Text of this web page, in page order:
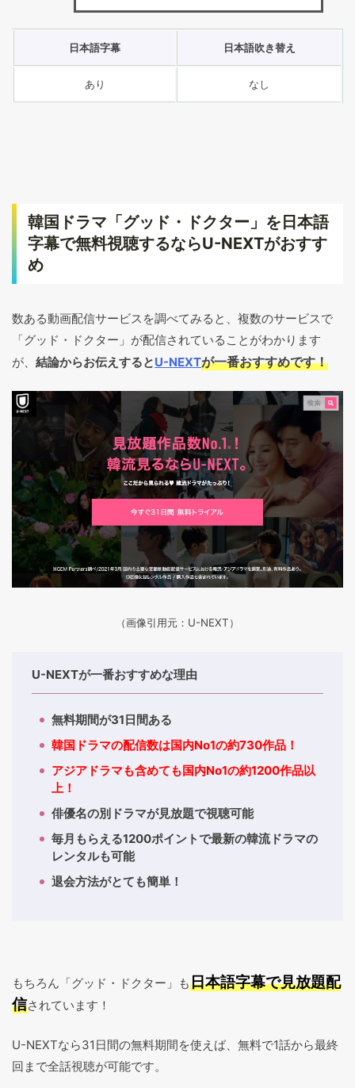
日本語字幕 日本語吹き替え
あり なし
韓国ドラマ「グッド・ドクター」を日本語
字幕で無料視聴するならU-NEXTがおすす
め
数ある動画配信サービスを調べてみると、複数のサービスで
「グッド・ドクター」が配信されていることがわかります
が、 結論からお伝えするとU-NEXTが一番おすすめです！
（画像引用元：U-NEXT）
U-NEXTが一番おすすめな理由
無料期間が31日間ある
韓国ドラマの配信数は国内No1の約730作品！
アジアドラマも含めても国内No1の約1200作品以
上！
俳優名の別ドラマが見放題で視聴可能
毎月もらえる1200ポイントで最新の韓流ドラマの
レンタルも可能
退会方法がとても簡単！
もちろん「グッド・ドクター」も日本語字幕で見放題配
信されています！
U-NEXTなら31日間の無料期間を使えば、無料で1話から最終
回まで全話視聴が可能です。